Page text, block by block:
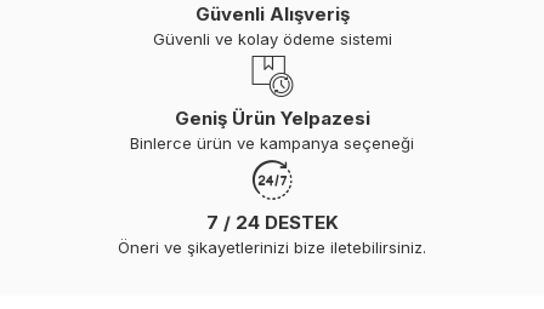
Güvenli Alışveriş
Güvenli ve kolay ödeme sistemi
Geniş Ürün Yelpazesi
Binlerce ürün ve kampanya seçeneği
7 / 24 DESTEK
Öneri ve şikayetlerinizi bize iletebilirsiniz.